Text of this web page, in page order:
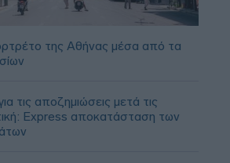
της Αθήνας μέσα από τα
τις αποζημιώσεις μετά τις
Express αποκατάσταση των